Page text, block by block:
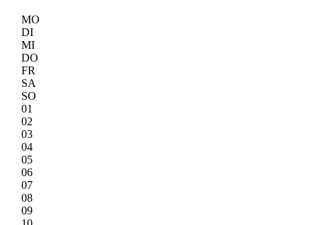
MO
DI
MI
DO
FR
SA
SO
01
02
03
04
05
06
07
08
09